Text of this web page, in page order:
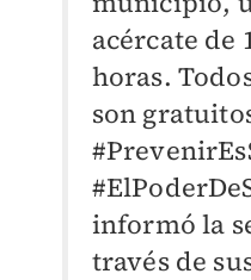
acércate de
horas.
son
informó la
través de